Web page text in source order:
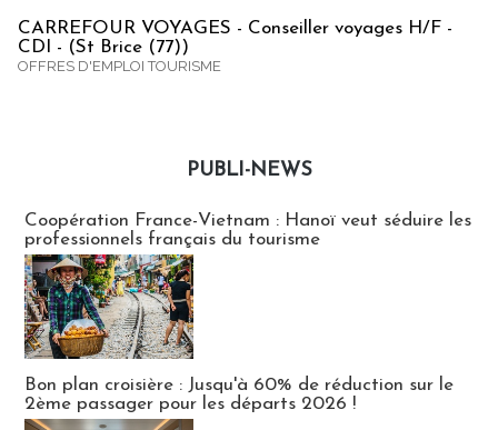
CARREFOUR VOYAGES - Conseiller voyages H/F -
CDI - (St Brice (77))
OFFRES D'EMPLOI TOURISME
PUBLI-NEWS
Coopération France-Vietnam : Hanoï veut séduire les
professionnels français du tourisme
Bon plan croisière : Jusqu'à 60% de réduction sur le
2ème passager pour les départs 2026 !